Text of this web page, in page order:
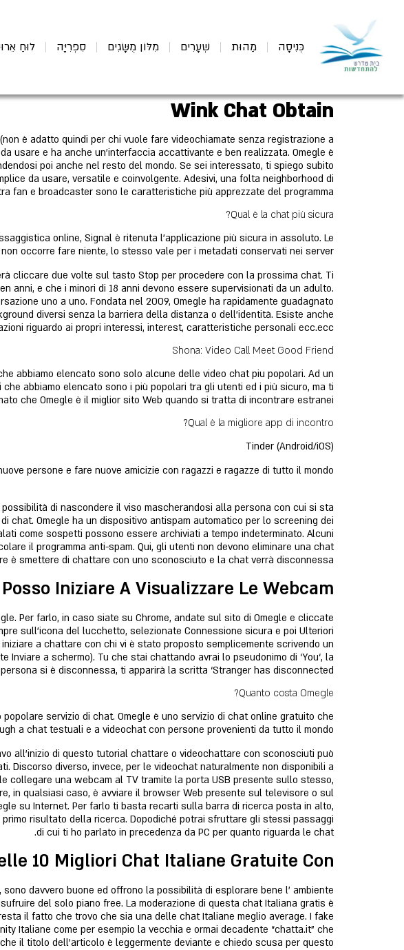
כְּנִיסָה מַהוּת שְׁעָרִים מִלּוֹן מֻשָּׂגִים סִפְרִיָּה לוּחַ
Wink Chat Obtain
è adatto quindi per chi vuole fare videochiamate senza registrazione a
usare e ha anche un'interfaccia accattivante e ben realizzata. Omegle è
poi anche nel resto del mondo. Se sei interessato, ti spiego subito
da usare, versatile e coinvolgente. Adesivi, una folta neighborhood di
fan e broadcaster sono le caratteristiche più apprezzate del programma.
Qual è la chat più sicura?
online, Signal è ritenuta l'applicazione più sicura in assoluto. Le
occorre fare niente, lo stesso vale per i metadati conservati nei server.
cliccare due volte sul tasto Stop per procedere con la prossima chat. Ti
e che i minori di 18 anni devono essere supervisionati da un adulto.
uno a uno. Fondata nel 2009, Omegle ha rapidamente guadagnato
diversi senza la barriera della distanza o dell’identità. Esiste anche
riguardo ai propri interessi, interest, caratteristiche personali ecc.ecc.
Shona: Video Call Meet Good Friend
abbiamo elencato sono solo alcune delle video chat piu popolari. Ad un
abbiamo elencato sono i più popolari tra gli utenti ed i più sicuro, ma ti
che Omegle è il miglior sito Web quando si tratta di incontrare estranei.
Qual è la migliore app di incontro?
Tinder (Android/iOS)
persone e fare nuove amicizie con ragazzi e ragazze di tutto il mondo.
di nascondere il viso mascherandosi alla persona con cui si sta
chat. Omegle ha un dispositivo antispam automatico per lo screening dei
come sospetti possono essere archiviati a tempo indeterminato. Alcuni
il programma anti-spam. Qui, gli utenti non devono eliminare una chat
è smettere di chattare con uno sconosciuto e la chat verrà disconnessa.
Iniziare A Visualizzare Le Webcam?
Per farlo, in caso siate su Chrome, andate sul sito di Omegle e cliccate
sull'icona del lucchetto, selezionate Connessione sicura e poi Ulteriori
a chattare con chi vi è stato proposto semplicemente scrivendo un
a schermo). Tu che stai chattando avrai lo pseudonimo di ‘You‘, la
si è disconnessa, ti apparirà la scritta ‘Stranger has disconnected’.
Quanto costa Omegle?
servizio di chat. Omegle è uno servizio di chat online gratuito che
a chat testuali e a videochat con persone provenienti da tutto il mondo.
all’inizio di questo tutorial chattare o videochattare con sconosciuti può
Discorso diverso, invece, per le videochat naturalmente non disponibili a
collegare una webcam al TV tramite la porta USB presente sullo stesso,
in qualsiasi caso, è avviare il browser Web presente sul televisore o sul
su Internet. Per farlo ti basta recarti sulla barra di ricerca posta in alto,
risultato della ricerca. Dopodiché potrai sfruttare gli stessi passaggi
di cui ti ho parlato in precedenza da PC per quanto riguarda le chat.
10 Migliori Chat Italiane Gratuite Con:
davvero buone ed offrono la possibilità di esplorare bene l’ ambiente
del solo piano free. La moderazione di questa chat Italiana gratis è
il fatto che trovo che sia una delle chat Italiane meglio average. I fake
Italiane come per esempio la vecchia e ormai decadente “chatta.it” che
il titolo dell’articolo è leggermente deviante e chiedo scusa per questo.